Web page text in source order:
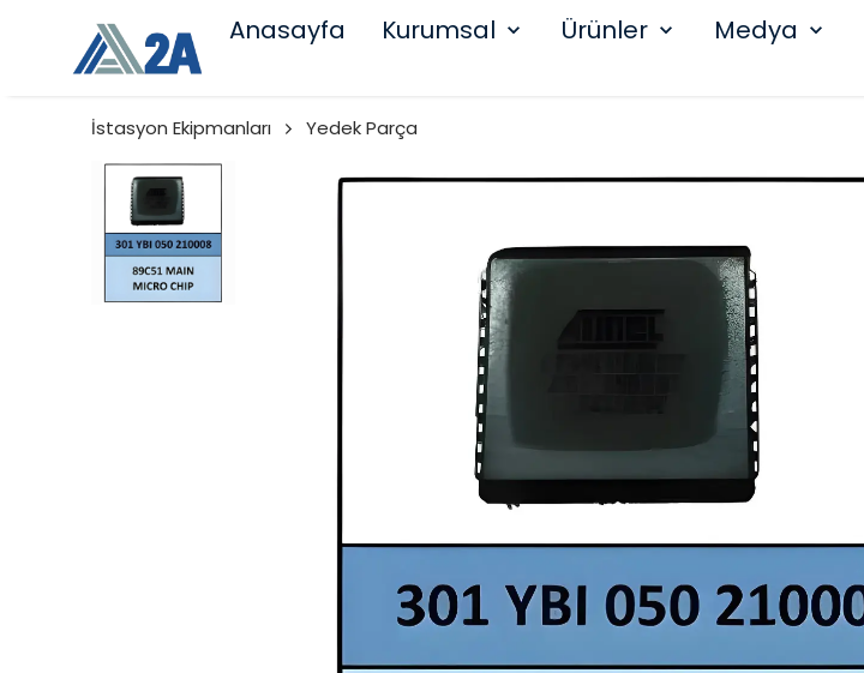
Anasayfa Kurumsal Ürünler Medya
İstasyon Ekipmanları Yedek Parça